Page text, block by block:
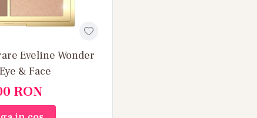
Eveline Wonder
& Face
RON